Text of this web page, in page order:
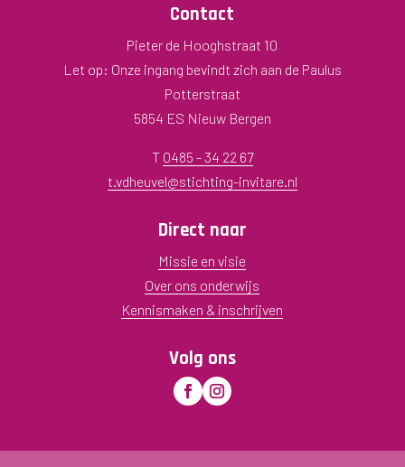
Contact
Pieter de Hooghstraat 10
Let op: Onze ingang bevindt zich aan de Paulus
Potterstraat
5854 ES Nieuw Bergen
T 0485 - 34 22 67
t.vdheuvel@stichting-invitare.nl
Direct naar
Missie en visie
Over ons onderwijs
Kennismaken & inschrijven
Volg ons